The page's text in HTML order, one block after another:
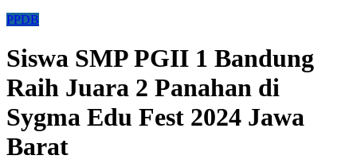
PPDB
Siswa SMP PGII 1 Bandung
Raih Juara 2 Panahan di
Sygma Edu Fest 2024 Jawa
Barat